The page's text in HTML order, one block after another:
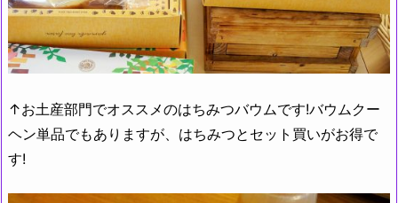
↑お土産部門でオススメのはちみつバウムです!バウムクー
ヘン単品でもありますが、はちみつとセット買いがお得で
す!